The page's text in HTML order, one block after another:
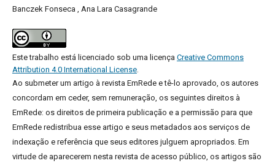
Banczek Fonseca , Ana Lara Casagrande
Este trabalho está licenciado sob uma licença Creative Commons
Attribution 4.0 International License.
Ao submeter um artigo à revista EmRede e tê-lo aprovado, os autores
concordam em ceder, sem remuneração, os seguintes direitos à
EmRede: os direitos de primeira publicação e a permissão para que
EmRede redistribua esse artigo e seus metadados aos serviços de
indexação e referência que seus editores julguem apropriados. Em
virtude de aparecerem nesta revista de acesso público, os artigos são